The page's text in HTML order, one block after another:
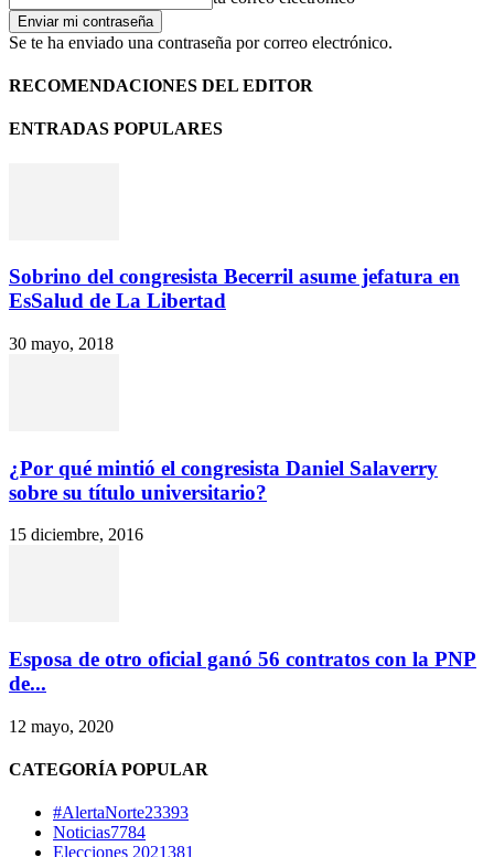
Se te ha enviado una contraseña por correo electrónico.
RECOMENDACIONES DEL EDITOR
ENTRADAS POPULARES
Sobrino del congresista Becerril asume jefatura en
EsSalud de La Libertad
30 mayo, 2018
¿Por qué mintió el congresista Daniel Salaverry
sobre su título universitario?
15 diciembre, 2016
Esposa de otro oficial ganó 56 contratos con la PNP
de...
12 mayo, 2020
CATEGORÍA POPULAR
#AlertaNorte23393
Noticias7784
Elecciones 2021381